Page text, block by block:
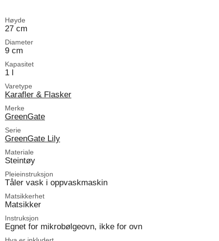
Høyde
27 cm
Diameter
9 cm
Kapasitet
1 l
Varetype
Karafler & Flasker
Merke
GreenGate
Serie
GreenGate Lily
Materiale
Steintøy
Pleieinstruksjon
Tåler vask i oppvaskmaskin
Matsikkerhet
Matsikker
Instruksjon
Egnet for mikrobølgeovn, ikke for ovn